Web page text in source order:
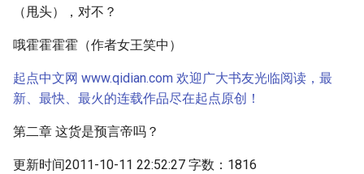
（甩头），对不？
哦霍霍霍霍（作者女王笑中）
起点中文网 www.qidian.com 欢迎广大书友光临阅读，最
新、最快、最火的连载作品尽在起点原创！
第二章 这货是预言帝吗？
更新时间2011-10-11 22:52:27 字数：1816